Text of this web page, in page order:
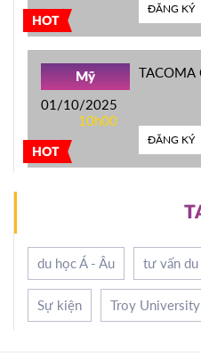
HOT
ĐĂNG KÝ
HOT
Mỹ
01/10/2025
10h00
TACOMA
ĐĂNG KÝ
du học Á - Âu tư vấn du
Sự kiện Troy University